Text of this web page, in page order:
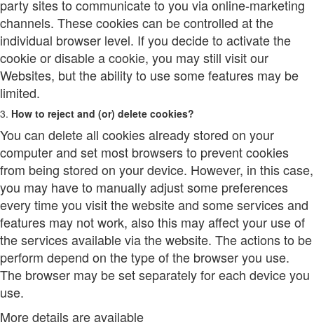
party sites to communicate to you via online-marketing
channels. These cookies can be controlled at the
individual browser level. If you decide to activate the
cookie or disable a cookie, you may still visit our
Websites, but the ability to use some features may be
limited.
3. How to reject and (or) delete cookies?
You can delete all cookies already stored on your
computer and set most browsers to prevent cookies
from being stored on your device. However, in this case,
you may have to manually adjust some preferences
every time you visit the website and some services and
features may not work, also this may affect your use of
the services available via the website. The actions to be
perform depend on the type of the browser you use.
The browser may be set separately for each device you
use.
More details are available